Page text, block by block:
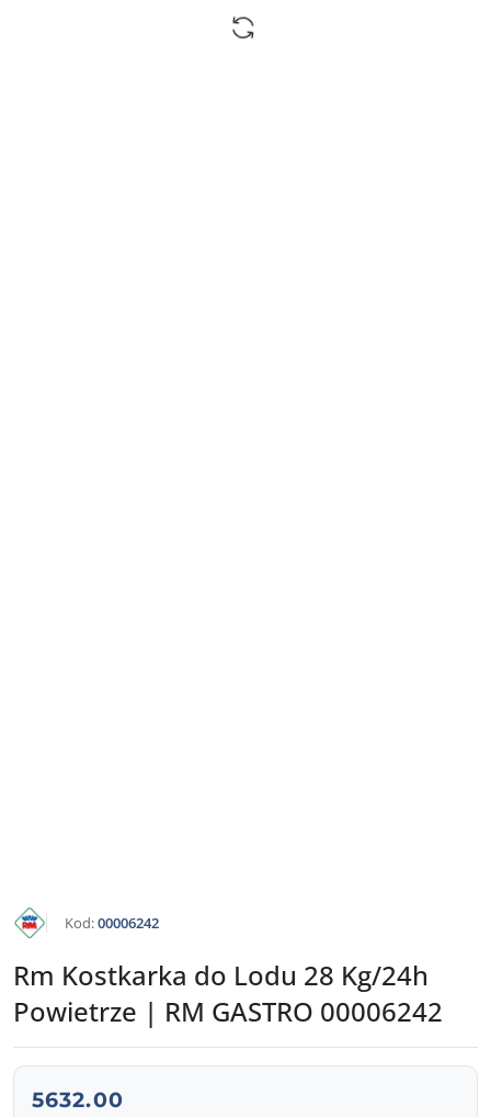
KATALOG
RM
GASTRO
Kod:00006242
Rm Kostkarka do Lodu 28 Kg/24h
Powietrze | RM GASTRO 00006242
cena:
5632.00